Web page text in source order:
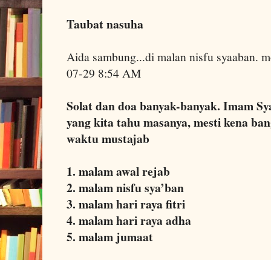
Taubat nasuha
Aida sambung...di malan nisfu syaaban.
07-29 8:54 AM
Solat dan doa banyak-banyak. Imam
yang kita tahu masanya, mesti kena
waktu mustajab
1. malam awal rejab
2. malam nisfu sya’ban
3. malam hari raya fitri
4. malam hari raya adha
5. malam jumaat